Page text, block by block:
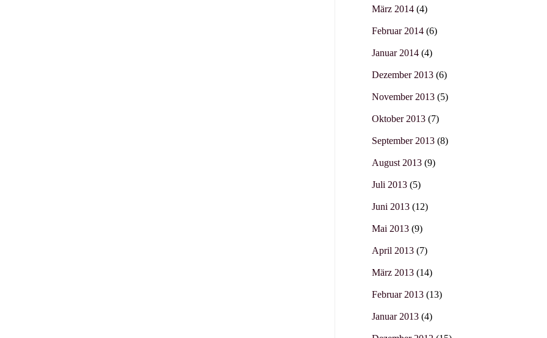
März 2014(4)
Februar 2014(6)
Januar 2014(4)
Dezember 2013(6)
November 2013(5)
Oktober 2013(7)
September 2013(8)
August 2013(9)
Juli 2013(5)
Juni 2013(12)
Mai 2013(9)
April 2013(7)
März 2013(14)
Februar 2013(13)
Januar 2013(4)